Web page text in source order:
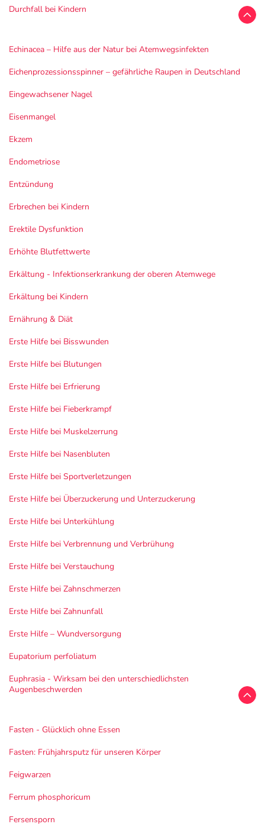
Durchfall bei Kindern
Echinacea – Hilfe aus der Natur bei Atemwegsinfekten
Eichenprozessionsspinner – gefährliche Raupen in Deutschland
Eingewachsener Nagel
Eisenmangel
Ekzem
Endometriose
Entzündung
Erbrechen bei Kindern
Erektile Dysfunktion
Erhöhte Blutfettwerte
Erkältung - Infektionserkrankung der oberen Atemwege
Erkältung bei Kindern
Ernährung & Diät
Erste Hilfe bei Bisswunden
Erste Hilfe bei Blutungen
Erste Hilfe bei Erfrierung
Erste Hilfe bei Fieberkrampf
Erste Hilfe bei Muskelzerrung
Erste Hilfe bei Nasenbluten
Erste Hilfe bei Sportverletzungen
Erste Hilfe bei Überzuckerung und Unterzuckerung
Erste Hilfe bei Unterkühlung
Erste Hilfe bei Verbrennung und Verbrühung
Erste Hilfe bei Verstauchung
Erste Hilfe bei Zahnschmerzen
Erste Hilfe bei Zahnunfall
Erste Hilfe – Wundversorgung
Eupatorium perfoliatum
Euphrasia - Wirksam bei den unterschiedlichsten
Augenbeschwerden
Fasten - Glücklich ohne Essen
Fasten: Frühjahrsputz für unseren Körper
Feigwarzen
Ferrum phosphoricum
Fersensporn